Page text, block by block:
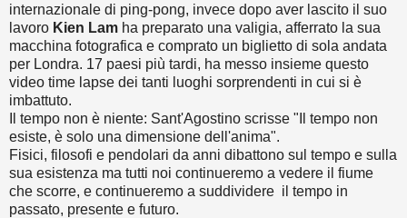
internazionale di ping-pong, invece dopo aver lascito il suo
lavoro Kien Lam ha preparato una valigia, afferrato la sua
macchina fotografica e comprato un biglietto di sola andata
per Londra. 17 paesi più tardi, ha messo insieme questo
video time lapse dei tanti luoghi sorprendenti in cui si è
imbattuto.
Il tempo non è niente: Sant'Agostino scrisse "Il tempo non
esiste, è solo una dimensione dell'anima".
Fisici, filosofi e pendolari da anni dibattono sul tempo e sulla
sua esistenza ma tutti noi continueremo a vedere il fiume
che scorre, e continueremo a suddividere il tempo in
passato, presente e futuro.